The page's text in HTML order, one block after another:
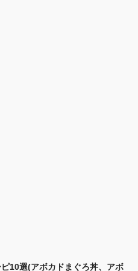
10選(アボカドまぐろ丼、アボ